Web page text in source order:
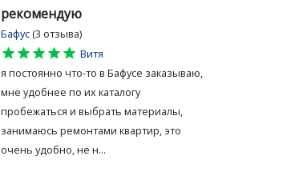
рекомендую
Бафус (3 отзыва)
star
star
star
star
star
Витя
я постоянно что-то в Бафусе заказываю,
мне удобнее по их каталогу
пробежаться и выбрать материалы,
занимаюсь ремонтами квартир, это
очень удобно, не н...